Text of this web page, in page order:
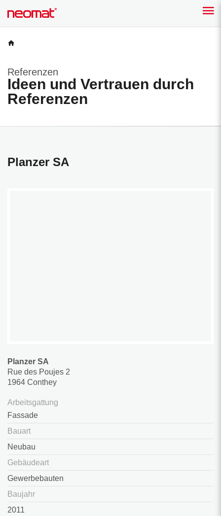
Referenzen
Ideen und Vertrauen durch
Referenzen
Planzer SA
Planzer SA
Rue des Poujes 2
1964 Conthey
Arbeitsgattung
Fassade
Bauart
Neubau
Gebäudeart
Gewerbebauten
Baujahr
2011